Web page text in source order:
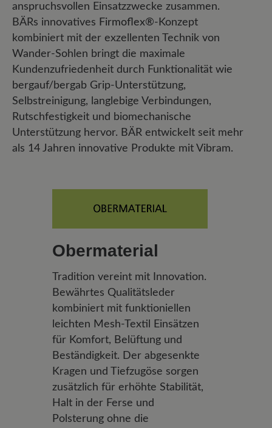
anspruchsvollen Einsatzzwecke zusammen.
BÄRs innovatives Firmoflex®-Konzept
kombiniert mit der exzellenten Technik von
Wander-Sohlen bringt die maximale
Kundenzufriedenheit durch Funktionalität wie
bergauf/bergab Grip-Unterstützung,
Selbstreinigung, langlebige Verbindungen,
Rutschfestigkeit und biomechanische
Unterstützung hervor. BÄR entwickelt seit mehr
als 14 Jahren innovative Produkte mit Vibram.
Obermaterial
Tradition vereint mit Innovation.
Bewährtes Qualitätsleder
kombiniert mit funktioniellen
leichten Mesh-Textil Einsätzen
für Komfort, Belüftung und
Beständigkeit. Der abgesenkte
Kragen und Tiefzugöse sorgen
zusätzlich für erhöhte Stabilität,
Halt in der Ferse und
Polsterung ohne die